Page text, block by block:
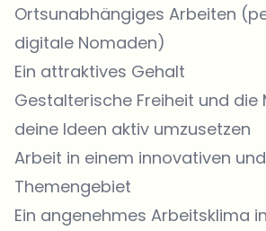
Ortsunabhängiges Arbeiten
digitale Nomaden)
Ein attraktives Gehalt
Gestalterische Freiheit und die
deine Ideen aktiv umzusetzen
Arbeit in einem innovativen
Themengebiet
Ein angenehmes Arbeitsklima